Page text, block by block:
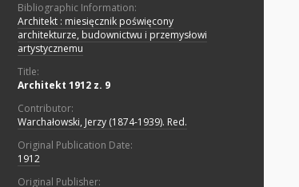
Bibliographic Information:
Architekt : miesięcznik poświęcony
architekturze, budownictwu i przemysłowi
artystycznemu
Title:
Architekt 1912 z. 9
Contributor:
Warchałowski, Jerzy (1874-1939). Red.
Original Publication Date:
1912
Original Publisher: